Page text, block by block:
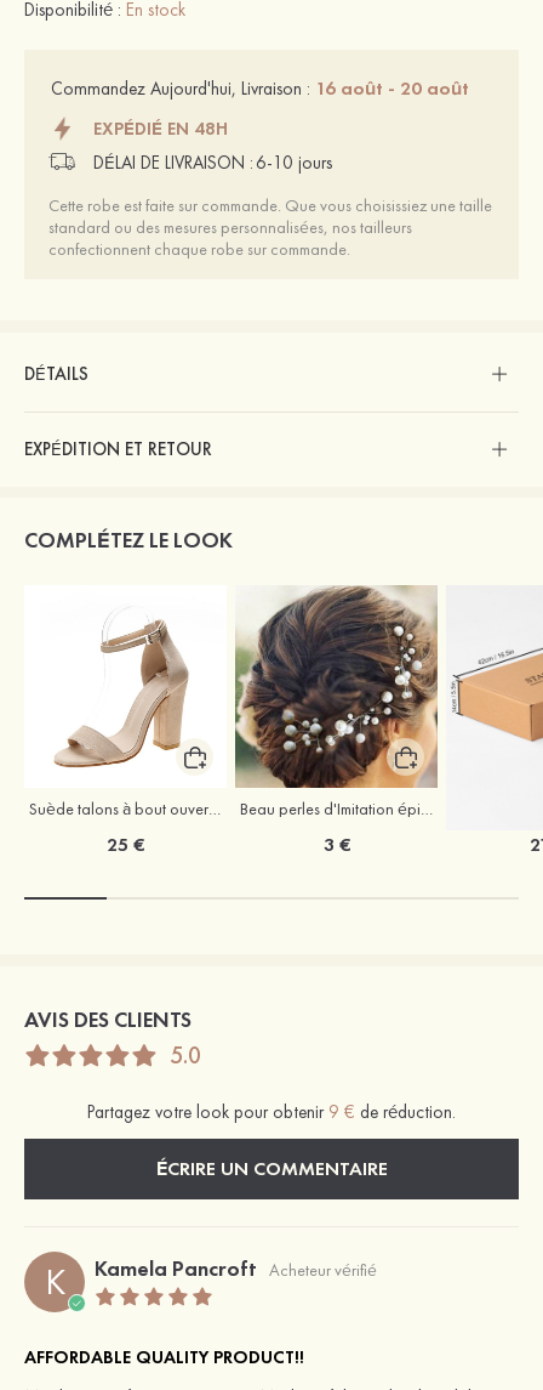
Disponibilité : En stock
Commandez Aujourd'hui, Livraison : 16 août - 20 août
EXPÉDIÉ EN 48H
DÉLAI DE LIVRAISON : 6-10 jours
Cette robe est faite sur commande. Que vous choisissiez une taille
standard ou des mesures personnalisées, nos tailleurs
confectionnent chaque robe sur commande.
DÉTAILS
EXPÉDITION ET RETOUR
COMPLÉTEZ LE LOOK
Suède talons à bout ouvert sandales talon bottier chaussures pour les soirées
25 €
Beau perles d'Imitation épingles à cheveux coiffe
3 €
AVIS DES CLIENTS
5.0
Partagez votre look pour obtenir 9 € de réduction.
ÉCRIRE UN COMMENTAIRE
K Kamela Pancroft Acheteur vérifié
AFFORDABLE QUALITY PRODUCT!!